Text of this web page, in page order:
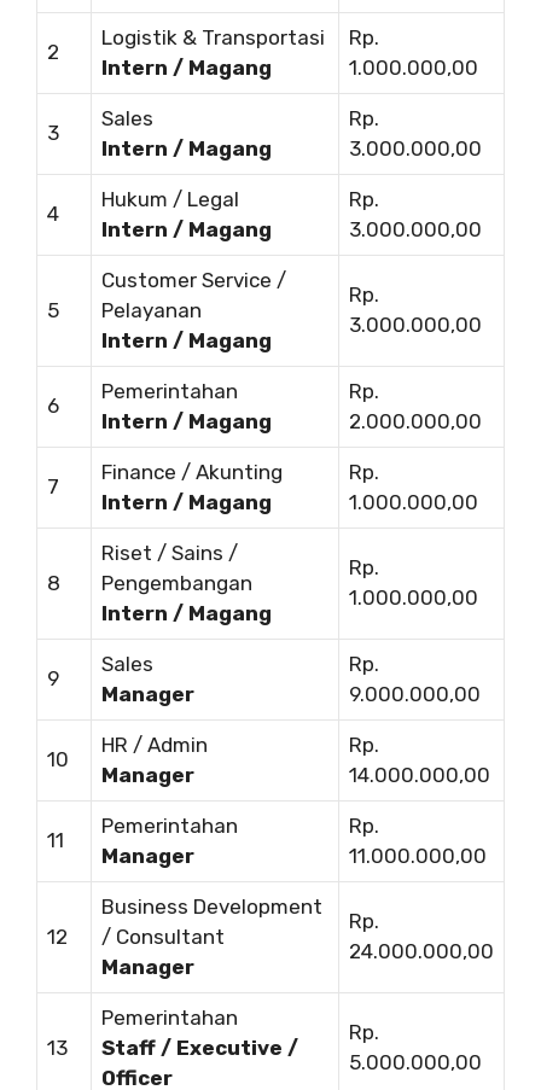
2
Logistik & Transportasi
Intern / Magang
Rp.
1.000.000,00
3
Sales
Intern / Magang
Rp.
3.000.000,00
4
Hukum / Legal
Intern / Magang
Rp.
3.000.000,00
5
Customer Service /
Pelayanan
Intern / Magang
Rp.
3.000.000,00
6
Pemerintahan
Intern / Magang
Rp.
2.000.000,00
7
Finance / Akunting
Intern / Magang
Rp.
1.000.000,00
8
Riset / Sains /
Pengembangan
Intern / Magang
Rp.
1.000.000,00
9
Sales
Manager
Rp.
9.000.000,00
10
HR / Admin
Manager
Rp.
14.000.000,00
11
Pemerintahan
Manager
Rp.
11.000.000,00
12
Business Development
/ Consultant
Manager
Rp.
24.000.000,00
13
Pemerintahan
Staff / Executive /
Officer
Rp.
5.000.000,00